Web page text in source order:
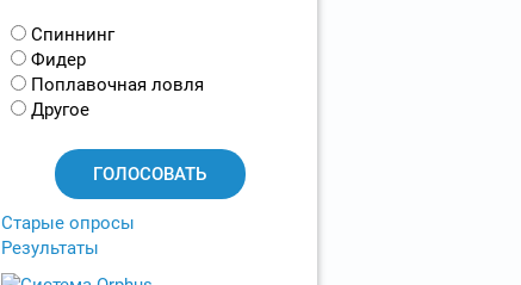
В
а
р
и
Спиннинг
Фидер
Поплавочная ловля
Другое
Старые опросы
Результаты